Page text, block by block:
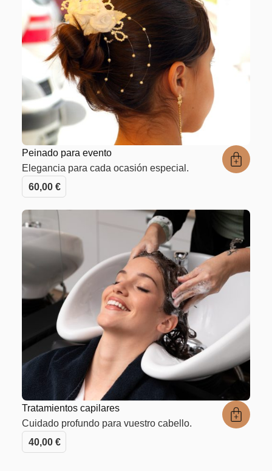
Peinado para evento
Elegancia para cada ocasión especial.
60,00 €
Tratamientos capilares
Cuidado profundo para vuestro cabello.
40,00 €